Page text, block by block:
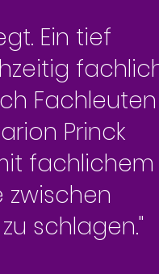
. Ein tief
Fachleuten
Princk
fachlichem
zwischen
schlagen."